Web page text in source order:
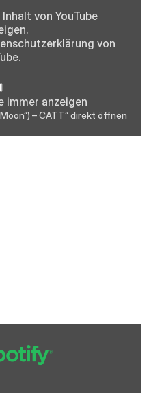
von YouTube
von
immer anzeigen
– CATT“ direkt öffnen